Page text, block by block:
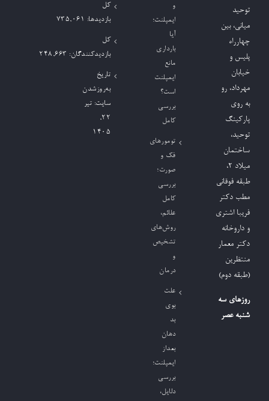
توحید
میانی، بین
چهارراه
پلیس و
خیابان
مهرداد، رو
به روی
پارکینگ
توحید،
ساختمان
میلاد ٢،
طبقه فوقانی
مطب دکتر
فریبا اشتری
و داروخانه
دکتر معمار
منتظرین
(طبقه دوم)
روزهای سه
شنبه عصر
و
ایمپلنت؛
آیا
بارداری
مانع
ایمپلنت
است؟
بررسی
کامل
تومورهای
فک و
صورت؛
بررسی
کامل
علائم،
روش‌های
تشخیص
و
درمان
علت
بوی
بد
دهان
بعداز
ایمپلنت؛
بررسی
دلایل،
کل
بازدیدها: 735,061
کل
بازدیدکنند‌گان: 248,663
تاریخ
به‌روزشدن
سایت: تیر
۲۲,
۱۴۰۵